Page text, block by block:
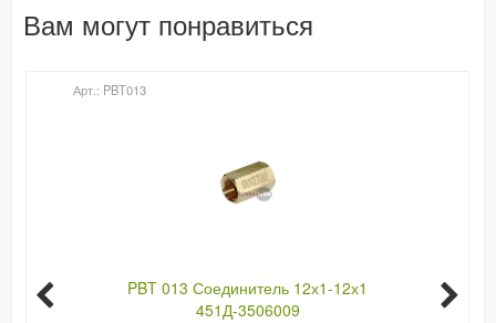
Вам могут понравиться
Арт.: PBT013
PBT 013 Соединитель 12х1-12х1
451Д-3506009